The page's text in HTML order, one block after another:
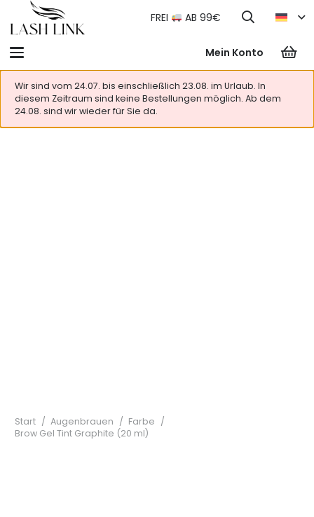
FREI AB 99€
Mein Konto
Wir sind vom 24.07. bis einschließlich 23.08. im Urlaub. In
diesem Zeitraum sind keine Bestellungen möglich. Ab dem
24.08. sind wir wieder für Sie da.
Start / Augenbrauen / Farbe /
Brow Gel Tint Graphite (20 ml)